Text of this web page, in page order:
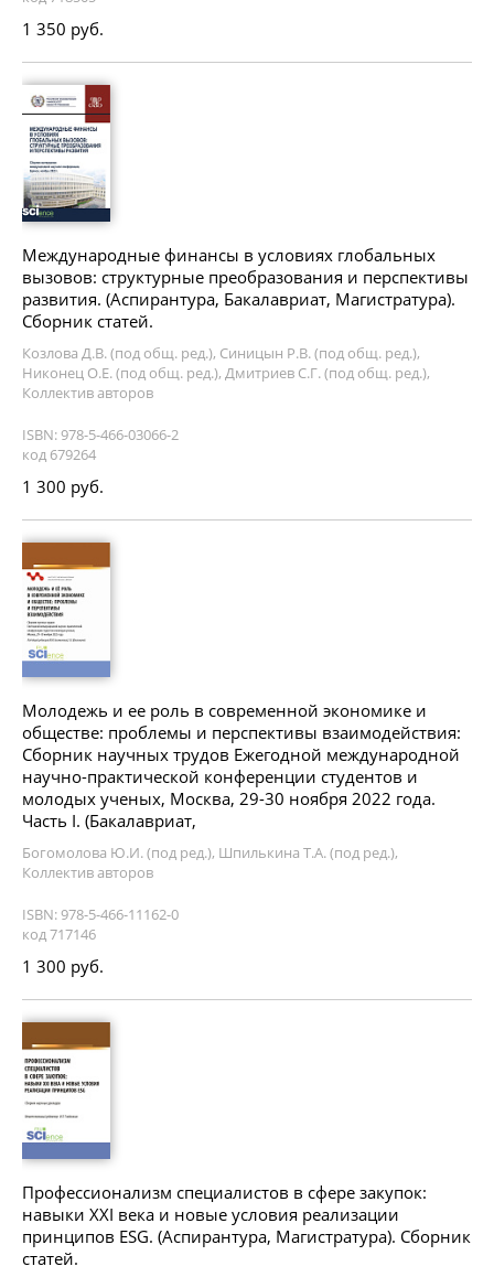
1 350 руб.
Международные финансы в условиях глобальных
вызовов: структурные преобразования и перспективы
развития. (Аспирантура, Бакалавриат, Магистратура).
Сборник статей.
Козлова Д.В. (под общ. ред.), Синицын Р.В. (под общ. ред.),
Никонец О.Е. (под общ. ред.), Дмитриев С.Г. (под общ. ред.),
Коллектив авторов
ISBN: 978-5-466-03066-2
код 679264
1 300 руб.
Молодежь и ее роль в современной экономике и
обществе: проблемы и перспективы взаимодействия:
Сборник научных трудов Ежегодной международной
научно-практической конференции студентов и
молодых ученых, Москва, 29-30 ноября 2022 года.
Часть I. (Бакалавриат,
Богомолова Ю.И. (под ред.), Шпилькина Т.А. (под ред.),
Коллектив авторов
ISBN: 978-5-466-11162-0
код 717146
1 300 руб.
Профессионализм специалистов в сфере закупок:
навыки XXI века и новые условия реализации
принципов ESG. (Аспирантура, Магистратура). Сборник
статей.